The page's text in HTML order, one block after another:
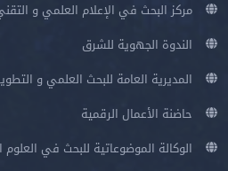
مركز البحث في الإعلام العلمي و
الندوة الجهوية للشرق
المديرية العامة للبحث العلمي و
حاضنة الأعمال الرقمية
الوكالة الموضوعاتية للبحث في العلوم